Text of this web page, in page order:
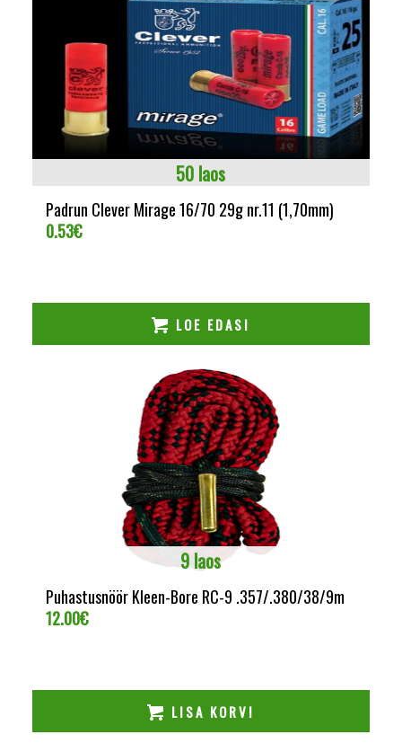
50 laos
Padrun Clever Mirage 16/70 29g nr.11 (1,70mm)
0.53€
LOE EDASI
9 laos
Puhastusnöör Kleen-Bore RC-9 .357/.380/38/9m
12.00€
LISA KORVI